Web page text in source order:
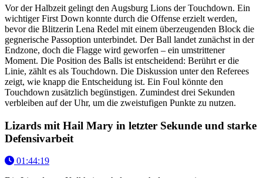
Vor der Halbzeit gelingt den Augsburg Lions der Touchdown. Ein
wichtiger First Down konnte durch die Offense erzielt werden,
bevor die Blitzerin Lena Redel mit einem überzeugenden Block die
gegnerische Passoption unterbindet. Der Ball landet zunächst in der
Endzone, doch die Flagge wird geworfen – ein umstrittener
Moment. Die Position des Balls ist entscheidend: Berührt er die
Linie, zählt es als Touchdown. Die Diskussion unter den Referees
zeigt, wie knapp die Entscheidung ist. Ein Foul könnte den
Touchdown zusätzlich begünstigen. Zumindest drei Sekunden
verbleiben auf der Uhr, um die zweistufigen Punkte zu nutzen.
Lizards mit Hail Mary in letzter Sekunde und starke
Defensivarbeit
01:44:19